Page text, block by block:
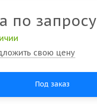
по запросу
свою цену
Под заказ